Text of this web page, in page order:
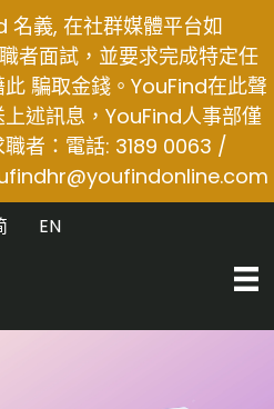
名義, 在社群媒體平台如
者面試，並要求完成特定任
騙取金錢。YouFind在此聲
述訊息，YouFind人事部僅
者：電話: 3189 0063 /
EN